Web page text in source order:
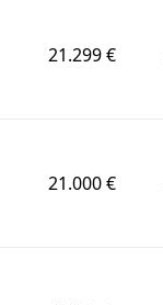
21.299 €
21.000 €